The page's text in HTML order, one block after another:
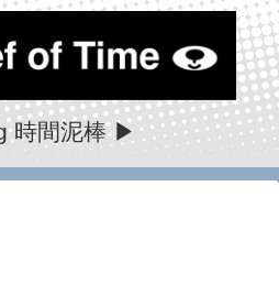
時間泥棒 ▶